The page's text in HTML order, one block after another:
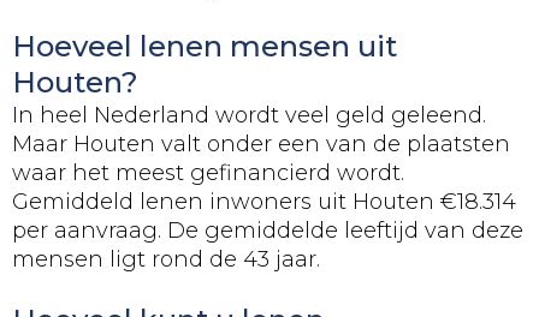
Hoeveel lenen mensen uit
Houten?
In heel Nederland wordt veel geld geleend.
Maar Houten valt onder een van de plaatsten
waar het meest gefinancierd wordt.
Gemiddeld lenen inwoners uit Houten €18.314
per aanvraag. De gemiddelde leeftijd van deze
mensen ligt rond de 43 jaar.